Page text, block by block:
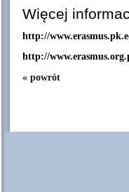
Więcej
http://
http://
« powrót